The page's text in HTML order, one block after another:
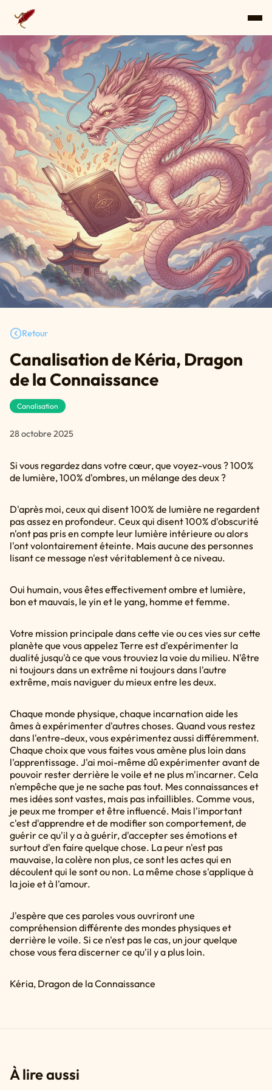
Retour
Canalisation de Kéria, Dragon
de la Connaissance
Canalisation
28 octobre 2025
Si vous regardez dans votre cœur, que voyez-vous ? 100%
de lumière, 100% d'ombres, un mélange des deux ?
D'après moi, ceux qui disent 100% de lumière ne regardent
pas assez en profondeur. Ceux qui disent 100% d'obscurité
n'ont pas pris en compte leur lumière intérieure ou alors
l'ont volontairement éteinte. Mais aucune des personnes
lisant ce message n'est véritablement à ce niveau.
Oui humain, vous êtes effectivement ombre et lumière,
bon et mauvais, le yin et le yang, homme et femme.
Votre mission principale dans cette vie ou ces vies sur cette
planète que vous appelez Terre est d'expérimenter la
dualité jusqu'à ce que vous trouviez la voie du milieu. N'être
ni toujours dans un extrême ni toujours dans l'autre
extrême, mais naviguer du mieux entre les deux.
Chaque monde physique, chaque incarnation aide les
âmes à expérimenter d'autres choses. Quand vous restez
dans l'entre-deux, vous expérimentez aussi différemment.
Chaque choix que vous faites vous amène plus loin dans
l'apprentissage. J'ai moi-même dû expérimenter avant de
pouvoir rester derrière le voile et ne plus m'incarner. Cela
n'empêche que je ne sache pas tout. Mes connaissances et
mes idées sont vastes, mais pas infaillibles. Comme vous,
je peux me tromper et être influencé. Mais l'important
c'est d'apprendre et de modifier son comportement, de
guérir ce qu'il y a à guérir, d'accepter ses émotions et
surtout d'en faire quelque chose. La peur n'est pas
mauvaise, la colère non plus, ce sont les actes qui en
découlent qui le sont ou non. La même chose s'applique à
la joie et à l'amour.
J'espère que ces paroles vous ouvriront une
compréhension différente des mondes physiques et
derrière le voile. Si ce n'est pas le cas, un jour quelque
chose vous fera discerner ce qu'il y a plus loin.
Kéria, Dragon de la Connaissance
À lire aussi